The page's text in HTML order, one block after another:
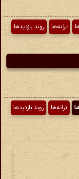
ترانه‌ها
روند بازدیدها
ترانه‌ها
روند بازدیدها